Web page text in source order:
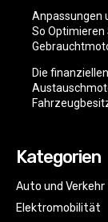
Anpassungen
So Optimieren
Die
Kategorien
Auto und Verkehr
Elektromobilität